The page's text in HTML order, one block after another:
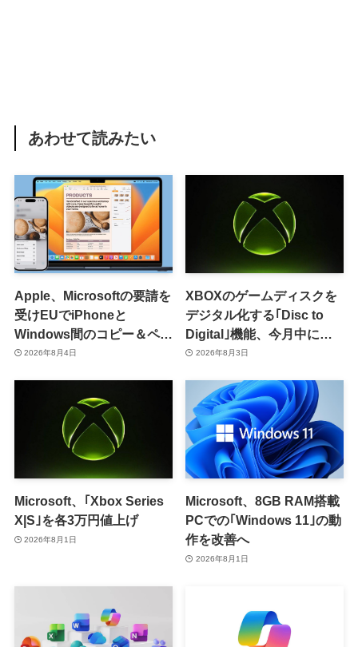
あわせて読みたい
Apple、Microsoftの要請を
受けEUでiPhoneと
Windows間のコピー＆ペー
スト機能を提供へ
2026年8月4日
XBOXのゲームディスクを
デジタル化する｢Disc to
Digital｣機能、今月中に提
供開始か
2026年8月3日
Microsoft、｢Xbox Series
X|S｣を各3万円値上げ
2026年8月1日
Microsoft、8GB RAM搭載
PCでの｢Windows 11｣の動
作を改善へ
2026年8月1日